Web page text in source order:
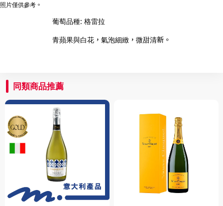
照片僅供參考。
葡萄品種: 格雷拉
青蘋果與白花，氣泡細緻，微甜清新。
同類商品推薦